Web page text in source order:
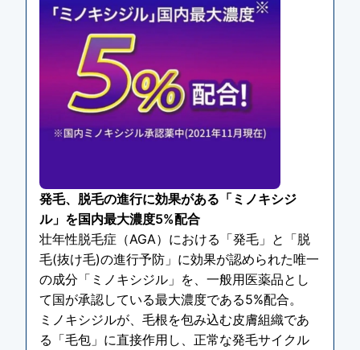
発毛、脱毛の進行に効果がある「ミノキシジ
ル」を国内最大濃度5%配合
壮年性脱毛症（AGA）における「発毛」と「脱
毛(抜け毛)の進行予防」に効果が認められた唯一
の成分「ミノキシジル」を、一般用医薬品とし
て国が承認している最大濃度である5%配合。
ミノキシジルが、毛根を包み込む皮膚組織であ
る「毛包」に直接作用し、正常な発毛サイクル